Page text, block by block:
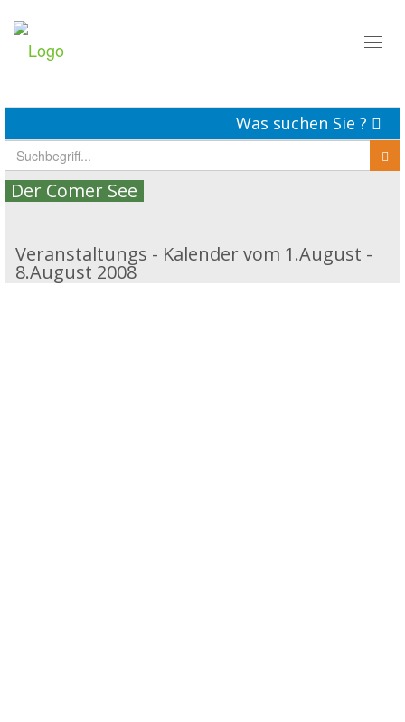
Was suchen Sie ?
Der Comer See
Veranstaltungs - Kalender vom 1.August -
8.August 2008